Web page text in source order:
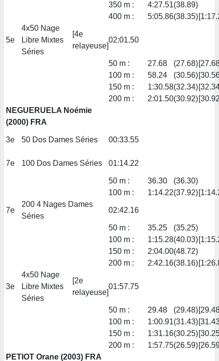
350 m :
4:27.51(38.89)
400 m :
5:05.86(38.35)
5e
4x50 Nage
Libre Mixtes
Séries
[4e
relayeuse]
02:01.50
50 m : 27.68 (27.68)
100 m :
58.24 (30.56)
150 m :
1:30.58(32.34)
200 m :
2:01.50(30.92)
NEGUERUELA Noémie
(2000) FRA
3e 50 Dos Dames Séries 00:33.55
7e 100 Dos Dames Séries 01:14.22
50 m : 36.30
(36.30)
100 m :
1:14.22(37.92)
7e
200 4 Nages Dames
Séries
02:42.16
50 m : 35.25
(35.25)
100 m :
1:15.28(40.03)
150 m :
2:04.00(48.72)
200 m :
2:42.16(38.16)
3e
4x50 Nage
Libre Mixtes
Séries
[2e
relayeuse]
01:57.75
50 m : 29.48 (29.48)
100 m :
1:00.91(31.43)
150 m :
1:31.16(30.25)
200 m :
1:57.75(26.59)
PETIOT Orane (2003) FRA